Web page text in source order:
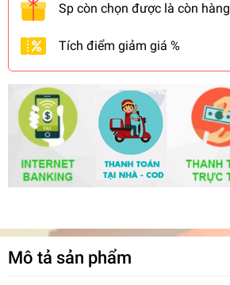
Sp còn chọn được là còn hàng
Tích điểm giảm giá %
Mô tả sản phẩm